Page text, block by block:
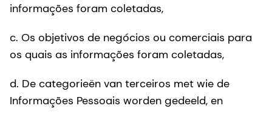
informações foram coletadas,
c. Os objetivos de negócios ou comerciais para
os quais as informações foram coletadas,
d. De categorieën van terceiros met wie de
Informações Pessoais worden gedeeld, en